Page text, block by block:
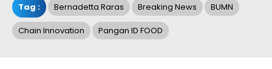
Tag : Bernadetta Raras Breaking News BUMN
Chain Innovation Pangan ID FOOD